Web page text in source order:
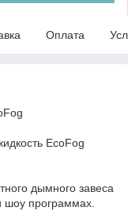
Оплата
EcoFog
дымного завеса
шоу программах.